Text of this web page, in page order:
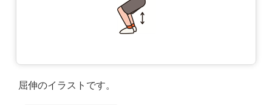
屈伸のイラストです。